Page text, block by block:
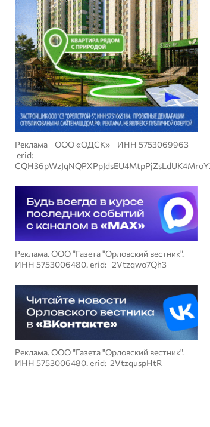
Реклама ООО «ОДСК» ИНН 5753069963
erid:
Реклама. ООО "Газета "Орловский вестник".
ИНН 5753006480. erid: 2Vtzqwo7Qh3
Реклама. ООО "Газета "Орловский вестник".
ИНН 5753006480. erid: 2VtzquspHtR